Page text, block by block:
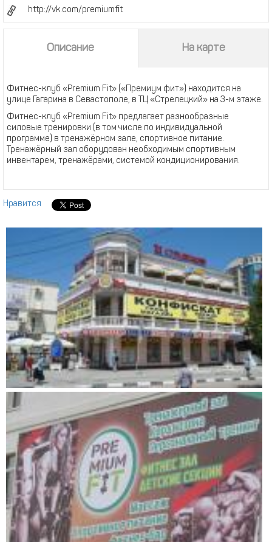
http://vk.com/premiumfit
Описание На карте
Фитнес-клуб «Premium Fit» («Премиум фит») находится на
улице Гагарина в Севастополе, в ТЦ «Стрелецкий» на 3-м этаже.
Фитнес-клуб «Premium Fit» предлагает разнообразные
силовые тренировки (в том числе по индивидуальной
программе) в тренажёрном зале, спортивное питание.
Тренажёрный зал оборудован необходимым спортивным
инвентарем, тренажёрами, системой кондиционирования.
Нравится